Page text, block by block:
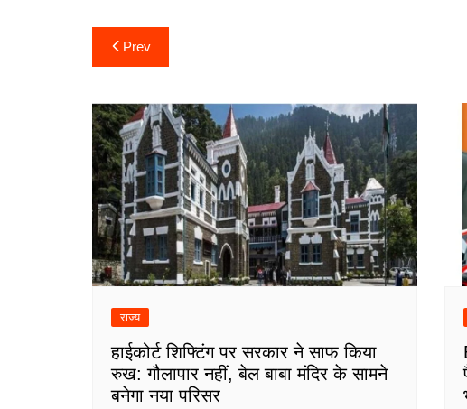
Post
navigation
Prev
राज्य
हाईकोर्ट शिफ्टिंग पर सरकार ने साफ किया
रुख: गौलापार नहीं, बेल बाबा मंदिर के सामने
बनेगा नया परिसर